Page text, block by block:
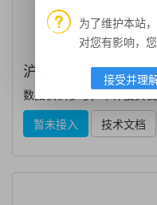
沪深股市
数据仅供参考，不作投资
暂未接入
技术文档
为了维护本站
对您有影响，
接受并理